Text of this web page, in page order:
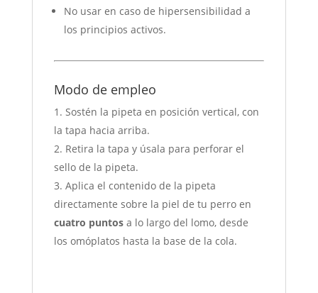
No usar en caso de hipersensibilidad a
los principios activos.
Modo de empleo
Sostén la pipeta en posición vertical, con
la tapa hacia arriba.
Retira la tapa y úsala para perforar el
sello de la pipeta.
Aplica el contenido de la pipeta
directamente sobre la piel de tu perro en
cuatro puntosa lo largo del lomo, desde
los omóplatos hasta la base de la cola.